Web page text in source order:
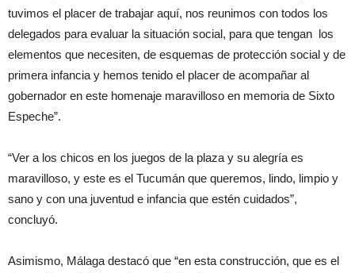
tuvimos el placer de trabajar aquí, nos reunimos con todos los
delegados para evaluar la situación social, para que tengan los
elementos que necesiten, de esquemas de protección social y de
primera infancia y hemos tenido el placer de acompañar al
gobernador en este homenaje maravilloso en memoria de Sixto
Espeche”.
“Ver a los chicos en los juegos de la plaza y su alegría es
maravilloso, y este es el Tucumán que queremos, lindo, limpio y
sano y con una juventud e infancia que estén cuidados”,
concluyó.
Asimismo, Málaga destacó que “en esta construcción, que es el